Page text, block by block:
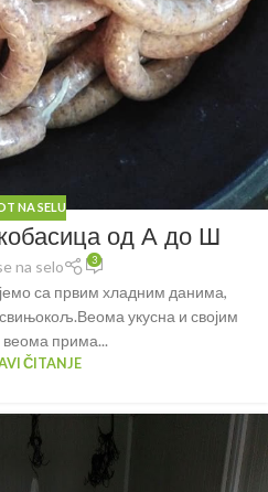
NA SELU
од А до Ш
na selo 3
са првим хладним данима,
укусна и својим
прима...
ČITANJE